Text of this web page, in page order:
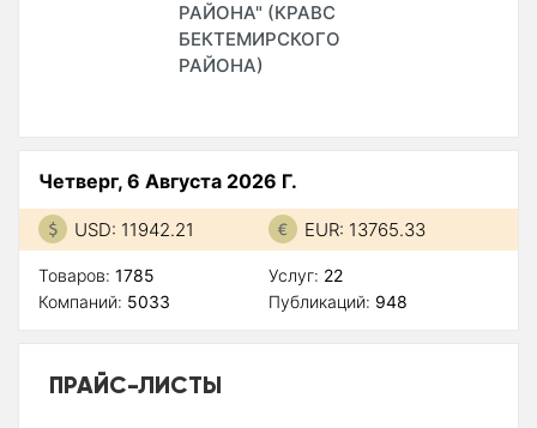
РАЙОНА" (КРАВС
БЕКТЕМИРСКОГО
РАЙОНА)
Четверг, 6 Августа 2026 Г.
USD: 11942.21 EUR: 13765.33
Товаров: 1785
Компаний: 5033
Услуг: 22
Публикаций: 948
ПРАЙС-ЛИСТЫ